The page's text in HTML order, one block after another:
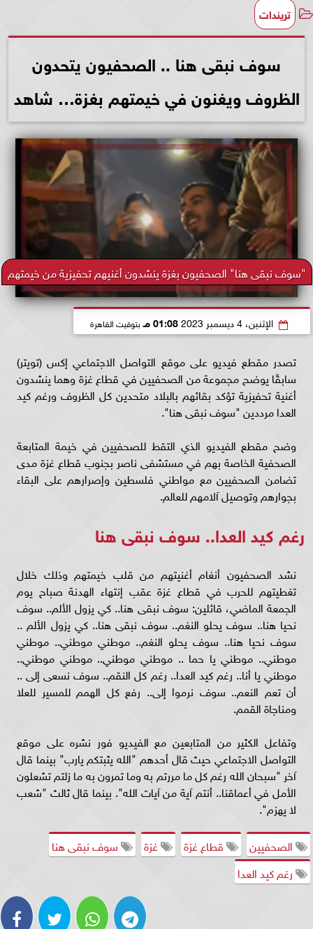
تريندات
سوف نبقى هنا .. الصحفيون يتحدون
الظروف ويغنون في خيمتهم بغزة… شاهد
"سوف نبقى هنا" الصحفيون بغزة ينشدون أغنيهم تحفيزية من خيمتهم
الإثنين، 4 ديسمبر 2023 01:08 مـ بتوقيت القاهرة
تصدر مقطع فيديو على موقع التواصل الاجتماعي إكس (تويتر)
سابقًا يوضح مجموعة من الصحفيين في قطاع غزة وهما ينشدون
أغنية تحفيزية تؤكد بقائهم بالبلاد متحدين كل الظروف ورغم كيد
العدا مرددين "سوف نبقى هنا".
وضح مقطع الفيديو الذي التقط للصحفيين في خيمة المتابعة
الصحفية الخاصة بهم في مستشفى ناصر بجنوب قطاع غزة مدى
تضامن الصحفيين مع مواطني فلسطين وإصرارهم على البقاء
بجوارهم وتوصيل آلامهم للعالم.
رغم كيد العدا.. سوف نبقى هنا
نشد الصحفيون أنغام أغنيتهم من قلب خيمتهم وذلك خلال
تغطيتهم للحرب في قطاع غزة عقب إنتهاء الهدنة صباح يوم
الجمعة الماضي، قائلين: سوف نبقى هنا.. كي يزول الألم.. سوف
نحيا هنا.. سوف يحلو النغم.. سوف نبقى هنا.. كي يزول الألم ..
سوف نحيا هنا.. سوف يحلو النغم.. موطني موطني.. موطني
موطني.. موطني يا حما .. موطني موطني.. موطني موطني..
موطني يا أنا.. رغم كيد العدا.. رغم كل النقم.. سوف نسعى إلى ..
أن تعم النعم.. سوف نرموا إلى.. رفع كل الهمم للمسير للعلا
ومناجاة القمم.
وتفاعل الكثير من المتابعين مع الفيديو فور نشره على موقع
التواصل الاجتماعي حيث قال أحدهم "الله يثبتكم يارب" بينما قال
آخر "سبحان الله رغم كل ما مررتم به وما تمرون به ما زلتم تشعلون
الأمل في أعماقنا.. أنتم آية من آيات الله". بينما قال ثالث "شعب
لا يهزم".
الصحفيين
قطاع غزة غزة
سوف نبقى هنا
رغم كيد العدا